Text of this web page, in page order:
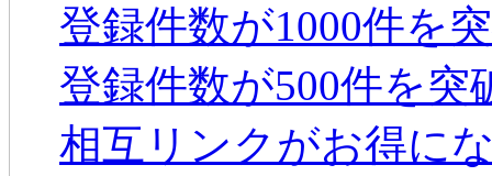
登録件数が1000件を
登録件数が500件を突
相互リンクがお得に